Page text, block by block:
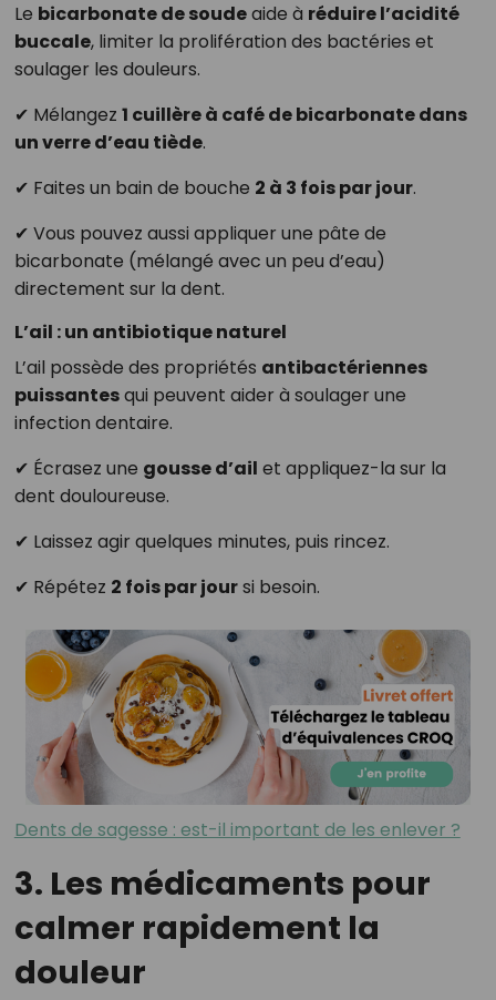
Le bicarbonate de soudeaide à réduire l’acidité
buccale, limiter la prolifération des bactéries et
soulager les douleurs.
✔ Mélangez 1 cuillère à café de bicarbonate dans
un verre d’eau tiède.
✔ Faites un bain de bouche 2 à 3 fois par jour.
✔ Vous pouvez aussi appliquer une pâte de
bicarbonate (mélangé avec un peu d’eau)
directement sur la dent.
L’ail : un antibiotique naturel
L’ail possède des propriétés antibactériennes
puissantesqui peuvent aider à soulager une
infection dentaire.
✔ Écrasez une gousse d’ail et appliquez-la sur la
dent douloureuse.
✔ Laissez agir quelques minutes, puis rincez.
✔ Répétez 2 fois par joursi besoin.
Dents de sagesse : est-il important de les enlever ?
3. Les médicaments pour
calmer rapidement la
douleur